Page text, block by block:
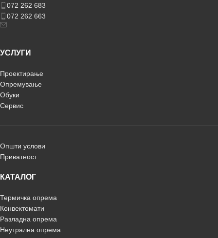
072 262 683
072 262 663
УСЛУГИ
Проектирање
Опремување
Обуки
Сервис
Општи услови
Приватност
КАТАЛОГ
Термичка опрема
Конвектомати
Разладна опрема
Неутрална опрема